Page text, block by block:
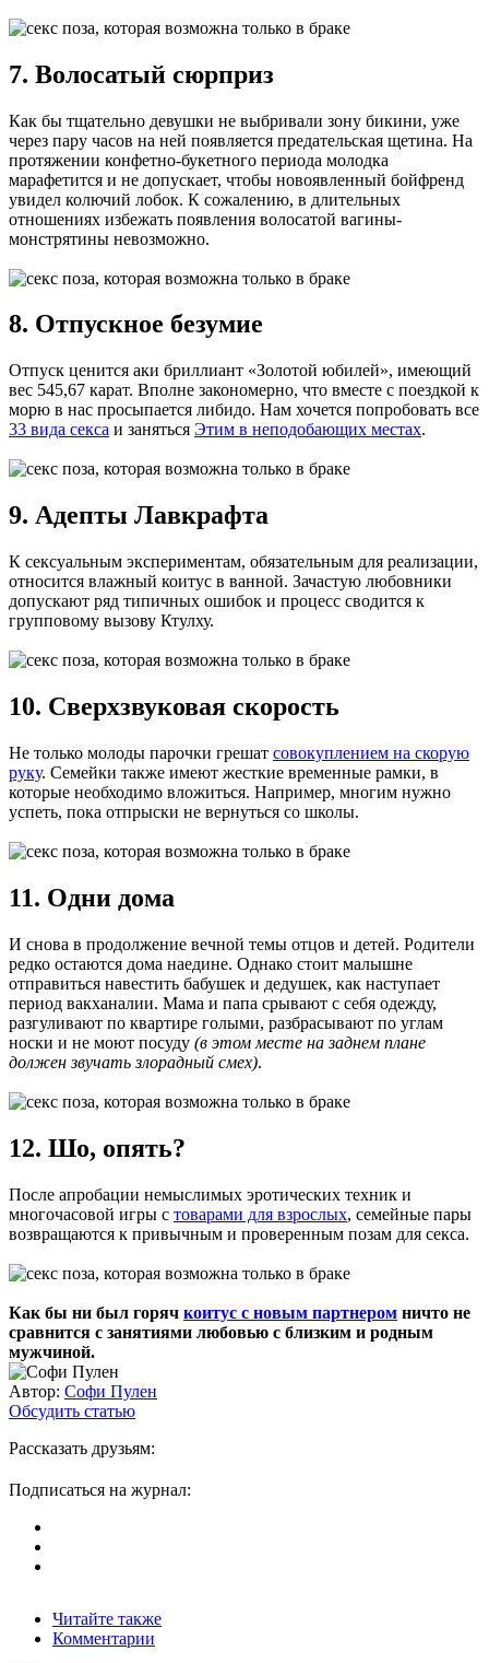
7. Волосатый сюрприз
Как бы тщательно девушки не выбривали зону бикини, уже
через пару часов на ней появляется предательская щетина. На
протяжении конфетно-букетного периода молодка
марафетится и не допускает, чтобы новоявленный бойфренд
увидел колючий лобок. К сожалению, в длительных
отношениях избежать появления волосатой вагины-
монстрятины невозможно.
8. Отпускное безумие
Отпуск ценится аки бриллиант «Золотой юбилей», имеющий
вес 545,67 карат. Вполне закономерно, что вместе с поездкой к
морю в нас просыпается либидо. Нам хочется попробовать все
33 вида секса и заняться Этим в неподобающих местах.
9. Адепты Лавкрафта
К сексуальным экспериментам, обязательным для реализации,
относится влажный коитус в ванной. Зачастую любовники
допускают ряд типичных ошибок и процесс сводится к
групповому вызову Ктулху.
10. Сверхзвуковая скорость
Не только молоды парочки грешат совокуплением на скорую
руку. Семейки также имеют жесткие временные рамки, в
которые необходимо вложиться. Например, многим нужно
успеть, пока отпрыски не вернуться со школы.
11. Одни дома
И снова в продолжение вечной темы отцов и детей. Родители
редко остаются дома наедине. Однако стоит малышне
отправиться навестить бабушек и дедушек, как наступает
период вакханалии. Мама и папа срывают с себя одежду,
разгуливают по квартире голыми, разбрасывают по углам
носки и не моют посуду (в этом месте на заднем плане
должен звучать злорадный смех).
12. Шо, опять?
После апробации немыслимых эротических техник и
многочасовой игры с товарами для взрослых, семейные пары
возвращаются к привычным и проверенным позам для секса.
Как бы ни был горяч коитус с новым партнером ничто не
сравнится с занятиями любовью с близким и родным
мужчиной.
Автор: Софи Пулен
Обсудить статью
Рассказать друзьям:
Подписаться на журнал:
Читайте также
Комментарии